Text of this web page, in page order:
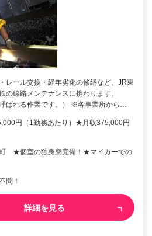
レール交換・経年劣化の修繕など、JR東
の線路メンテナンスに携わります。
呼ばれる作業です。） ※各事業所から…
円（1勤務あたり）★月収375,000円
町 ★個室の独身寮完備！★マイカーでの
問！
詳細を見る